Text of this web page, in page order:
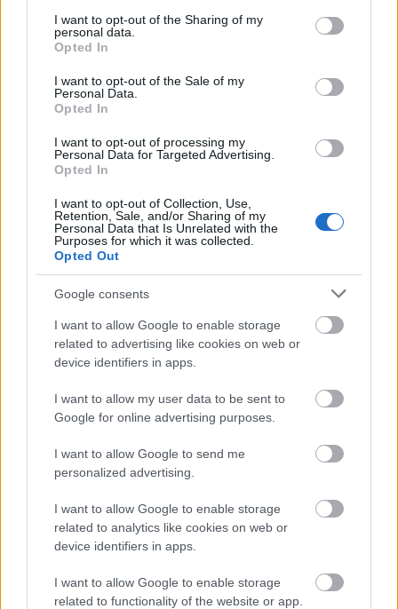
not limited to your visit or usage behaviour. You may click to
grant or deny consent to Google and its third-party tags to
use your data for below specified purposes in below Google
consent section.
I want to opt-out of the Sharing of my
personal data.
Opted In
I want to opt-out of the Sale of my
Personal Data.
Opted In
I want to opt-out of processing my
Personal Data for Targeted Advertising.
Opted In
I want to opt-out of Collection, Use,
Retention, Sale, and/or Sharing of my
Personal Data that Is Unrelated with the
Purposes for which it was collected.
Opted Out
Google consents
I want to allow Google to enable storage
related to advertising like cookies on web or
device identifiers in apps.
I want to allow my user data to be sent to
Google for online advertising purposes.
I want to allow Google to send me
personalized advertising.
I want to allow Google to enable storage
related to analytics like cookies on web or
device identifiers in apps.
I want to allow Google to enable storage
related to functionality of the website or app.
goles y una asistencia en 16 partidos, números muy bajos
para un atacante del Real Madrid. Además, sus promedios
partido. Y en Comunio tiene una pírrica media de 2,5
puntos.
Este nuevo mal partido de Rodrygo puede suponer un
cambio en las preferencias de Ancelotti, ya que Hazard va
la rotación. Si tienes al brasileño en plantilla, buen momento
para mandar a Computer antes de que se devalúe.
¡A pujar! Cuatro triunfadores de la jornada 19
puntos. Estos cuatro jugadores
fueron algunos de los triunfadores
de la jornada 19 en Comunio.
Iddrisu Baba (Mallorca, centrocampista, 5.150.000)
«Cambié a Baba por decisión técnica, estaba jugando mal.
Lleva unos últimos partidos en los que no es el de antes,
está despistado por la Copa África». Esas fueron las
palabras de Luis García al ser preguntado por la sustitución
de Iddrisu Baba a los 61 minutos del partido que enfrentó a